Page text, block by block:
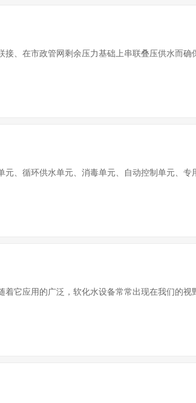
、在市政管网剩余压力基础上串联叠压供水而
、循环供水单元、消毒单元、自动控制单元、
它应用的广泛，软化水设备常常出现在我们的